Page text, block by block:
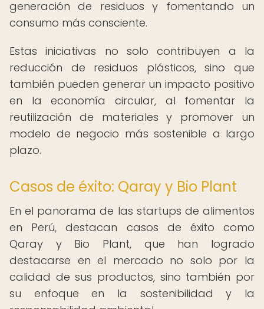
generación de residuos y fomentando un
consumo más consciente.
Estas iniciativas no solo contribuyen a la
reducción de residuos plásticos, sino que
también pueden generar un impacto positivo
en la economía circular, al fomentar la
reutilización de materiales y promover un
modelo de negocio más sostenible a largo
plazo.
Casos de éxito: Qaray y Bio Plant
En el panorama de las startups de alimentos
en Perú, destacan casos de éxito como
Qaray y Bio Plant, que han logrado
destacarse en el mercado no solo por la
calidad de sus productos, sino también por
su enfoque en la sostenibilidad y la